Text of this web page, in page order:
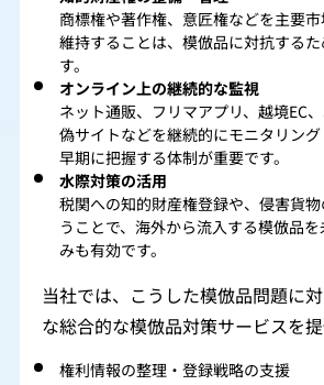
商標権や著作権、意匠権などを主要
維持することは、模倣品に対抗する
す。
オンライン上の継続的な監視
ネット通販、フリマアプリ、越境EC
偽サイトなどを継続的にモニタリン
早期に把握する体制が重要です。
水際対策の活用
税関への知的財産権登録や、侵害貨
うことで、海外から流入する模倣品
みも有効です。
当社では、こうした模倣品問題に
な総合的な模倣品対策サービスを
権利情報の整理・登録戦略の支援